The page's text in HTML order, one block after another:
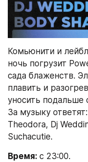
Комьюнити и
ночь погрузит
сада блаженств.
плавить и
уносить
За музыку
Theodora, Dj
Suchacutie.
Время: с 23:00.